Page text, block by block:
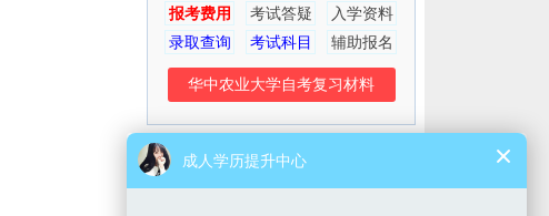
报考费用
考试答疑
入学资料
录取查询
考试科目 辅助报名
华中农业大学自考复习材料
考生交流群